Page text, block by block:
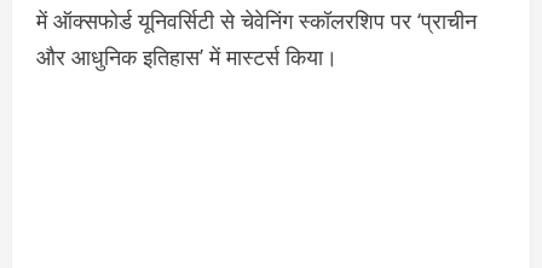
में ऑक्सफोर्ड यूनिवर्सिटी से चेवेनिंग स्कॉलरशिप पर ‘प्राचीन
और आधुनिक इतिहास’ में मास्टर्स किया।